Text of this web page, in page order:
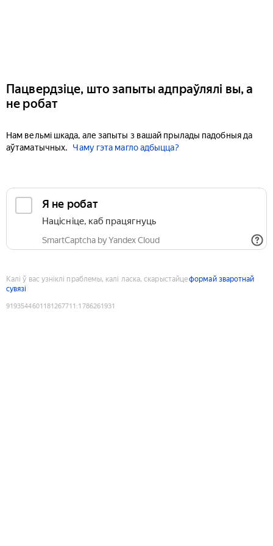
Пацвердзіце, што запыты адпраўлялі вы, а
не робат
Нам вельмі шкада, але запыты з вашай прылады падобныя да
аўтаматычных.
Чаму гэта магло адбыцца?
Я не робат
Націсніце, каб працягнуць
SmartCaptcha by Yandex Cloud
Калі ў вас узніклі праблемы, калі ласка, скарыстайцеформай зваротнай
сувязі
9193544601181267711 :1786261931